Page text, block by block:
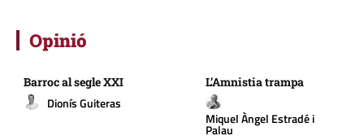
Opinió
Barroc al segle XXI
Dionís Guiteras
L’Amnistia trampa
Miquel Àngel Estradé i
Palau